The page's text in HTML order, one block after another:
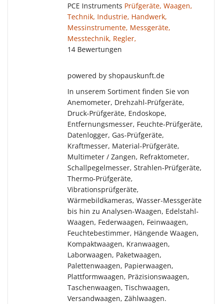
PCE Instruments Prüfgeräte, Waagen,
Technik, Industrie, Handwerk,
Messinstrumente, Messgeräte,
Messtechnik, Regler,
14 Bewertungen
powered by shopauskunft.de
In unserem Sortiment finden Sie von
Anemometer, Drehzahl-Prüfgeräte,
Druck-Prüfgeräte, Endoskope,
Entfernungsmesser, Feuchte-Prüfgeräte,
Datenlogger, Gas-Prüfgeräte,
Kraftmesser, Material-Prüfgeräte,
Multimeter / Zangen, Refraktometer,
Schallpegelmesser, Strahlen-Prüfgeräte,
Thermo-Prüfgeräte,
Vibrationsprüfgeräte,
Wärmebildkameras, Wasser-Messgeräte
bis hin zu Analysen-Waagen, Edelstahl-
Waagen, Federwaagen, Feinwaagen,
Feuchtebestimmer, Hängende Waagen,
Kompaktwaagen, Kranwaagen,
Laborwaagen, Paketwaagen,
Palettenwaagen, Papierwaagen,
Plattformwaagen, Präzisionswaagen,
Taschenwaagen, Tischwaagen,
Versandwaagen, Zählwaagen.